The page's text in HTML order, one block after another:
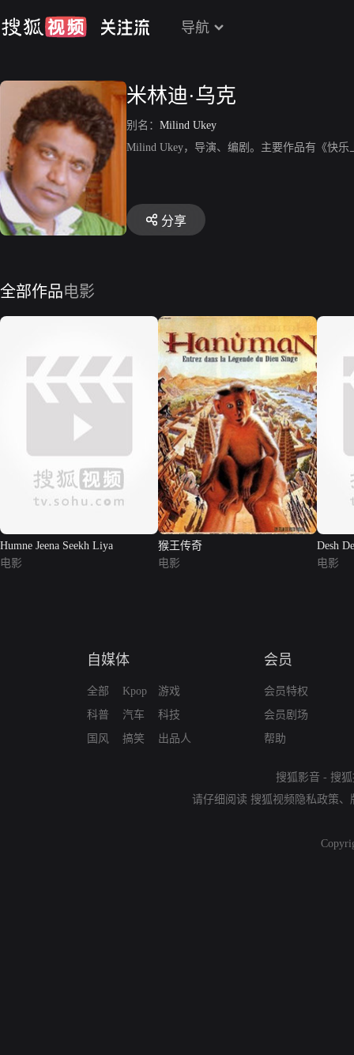
导航
米林迪·乌克
别名： Milind Ukey
Milind Ukey，导演、编剧。主要作品有《快
分享
全部作品电影
Humne Jeena Seekh Liya
电影
猴王传奇
电影
Desh
电影
自媒体
全部
科普
国风
Kpop
汽车
搞笑
游戏
科技
出品人
会员
会员特权
会员剧场
帮助
搜狐影音 - 搜
请仔细阅读 搜狐视频隐私政策、